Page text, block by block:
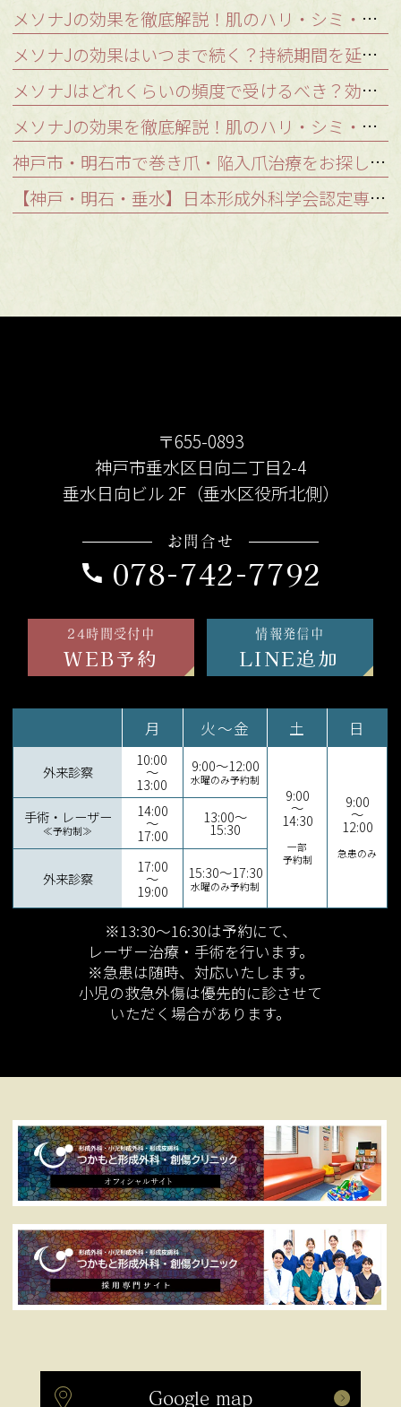
メソナJの効果を徹底解説！肌のハリ・シミ・肝斑を改善する秘密の仕組み
メソナJの効果はいつまで続く？持続期間を延ばし美肌をキープする秘訣
メソナJはどれくらいの頻度で受けるべき？効果を持続させる理想の継続期間
メソナJの効果を徹底解説！肌のハリ・シミ・肝斑を改善する秘密の仕組み｜神戸・明石のつかもと形成外科
神戸市・明石市で巻き爪・陥入爪治療をお探しの方へ｜口コミが気になるあなたへ
【神戸・明石・垂水】日本形成外科学会認定専門医が解説！シミ取りレーザー治療の種類とあなたに最適な治療法とは
〒655-0893
神戸市垂水区日向二丁目2-4
垂水日向ビル 2F（垂水区役所北側）
お問合せ
078-742-7792
24時間受付中
WEB予約
情報発信中
LINE追加
月 火～金 土 日
外来診察
10:00
～
13:00
9:00～12:00
水曜のみ予約制
9:00
～
14:30
一部
予約制
9:00
～
12:00
急患のみ
手術・レーザー
≪予約制≫
14:00
～
17:00
13:00～
15:30
外来診察
17:00
～
19:00
15:30～17:30
水曜のみ予約制
※13:30～16:30は予約にて、
レーザー治療・手術を行います。
※急患は随時、対応いたします。
小児の救急外傷は優先的に診させて
いただく場合があります。
Google map